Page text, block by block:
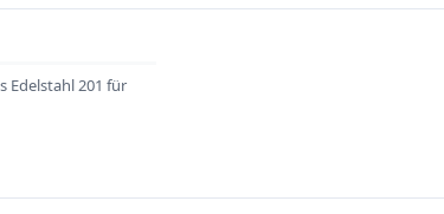
Edelstahl 201 für